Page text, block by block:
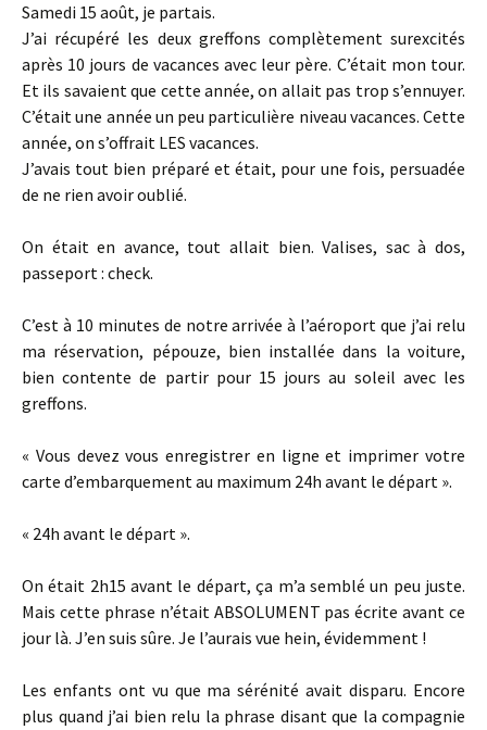
Samedi 15 août, je partais.
J’ai récupéré les deux greffons complètement surexcités
après 10 jours de vacances avec leur père. C’était mon tour.
Et ils savaient que cette année, on allait pas trop s’ennuyer.
C’était une année un peu particulière niveau vacances. Cette
année, on s’offrait LES vacances.
J’avais tout bien préparé et était, pour une fois, persuadée
de ne rien avoir oublié.
On était en avance, tout allait bien. Valises, sac à dos,
passeport : check.
C’est à 10 minutes de notre arrivée à l’aéroport que j’ai relu
ma réservation, pépouze, bien installée dans la voiture,
bien contente de partir pour 15 jours au soleil avec les
greffons.
« Vous devez vous enregistrer en ligne et imprimer votre
carte d’embarquement au maximum 24h avant le départ ».
« 24h avant le départ ».
On était 2h15 avant le départ, ça m’a semblé un peu juste.
Mais cette phrase n’était ABSOLUMENT pas écrite avant ce
jour là. J’en suis sûre. Je l’aurais vue hein, évidemment !
Les enfants ont vu que ma sérénité avait disparu. Encore
plus quand j’ai bien relu la phrase disant que la compagnie